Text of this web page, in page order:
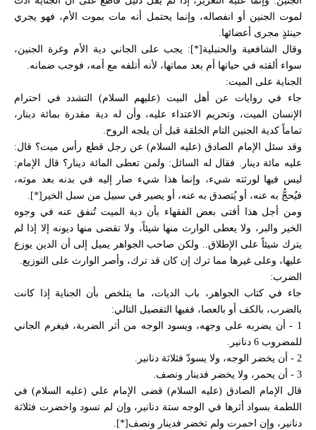
لموت الجنين أو انفصاله، وإنما يحتمل أنه مات بموت الأم، فهو يجري
حينئذٍ مجرى أعضائها.
وقال الشافعية والحنبلية[*]: يجب على الجاني دية الأم وغرة الجنين،
سواء ألقته في حياتها أم بعد مماتها، لأنه أتلفه مع أمه، فوجب ضمانه.
الجناية على الميت:
جاء في روايات عن أهل البيت (عليهم السلام) التشدد في احترام
الإنسان الميت، وتحريم الاعتداء عليه، وأن له دية مقدرة بمائة دينار،
تماماً كدية الجنين التام الخلقة قبل أن يلجه الروح.
وقد سئل الإمام الصادق (عليه السلام) عن رجل قطع رأس ميت؟ قال:
عليه مائة دينار. فقال له السائل: ولمن تعطى المائة دينار؟ قال الإمام:
ليس فيها لورثته شيء، وإنما هذا شيء صار إليه في بدنه بعد موته،
فيُحجُّ به عنه، أو يُتصدق به عنه، أو يصير في سبيل من سبل الخير[*].
ومن أجل هذا أفتى بعض الفقهاء بأن دية الميت تُنفق عنه في وجوه
الخير والبر، ولا يعطى الوارث منها شيئاً، ولا تقضى منها ديونه إلا إذا لم
يترك شيئاً على الإطلاق.. ولكن صاحب الجواهر يميل إلى أن الدين يوزع
عليها، وعلى غيرها مما ترك إن كان قد ترك، وأصر الوارث على التوزيع.
الضرب:
جاء في كتاب الجواهر، باب الديات، ما يتلخص بأن الجناية إذا كانت
بالضرب، بالكف أو بالعصا، ففيها التفصيل التالي:
1 - أن يضربه على وجهه، ويسود الوجه من أثر الضربة، فيغرم الجاني
للمضروب 6 دنانير.
2 - أن يخضر الوجه، ولا يسودّ فثلاثة دنانير.
3 - أن يحمر، ولا يخضر فدينار ونصف.
قال الإمام الصادق (عليه السلام) قضى الإمام علي (عليه السلام) في
اللطمة بسواد أثرها في الوجه ستة دنانير، وإن لم تسود واخضرت فثلاثة
دنانير، وإن احمرت ولم تخضر فدينار ونصف[*].